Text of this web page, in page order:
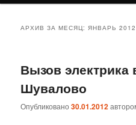
АРХИВ ЗА МЕСЯЦ:ЯНВАРЬ 2012
Вызов электрика
Шувалово
Опубликовано30.01.2012